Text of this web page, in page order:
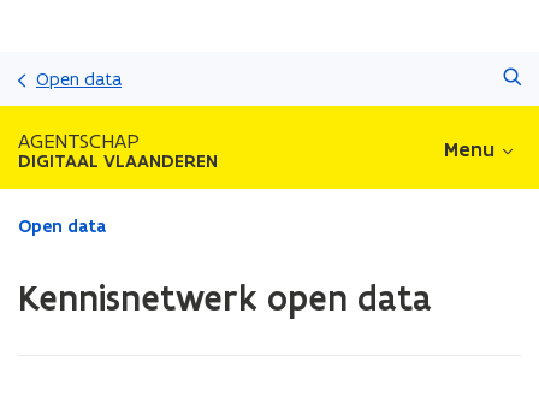
Open data
AGENTSCHAP
DIGITAAL VLAANDEREN Menu
Gedaan
Open data
Kennisnetwerk open data